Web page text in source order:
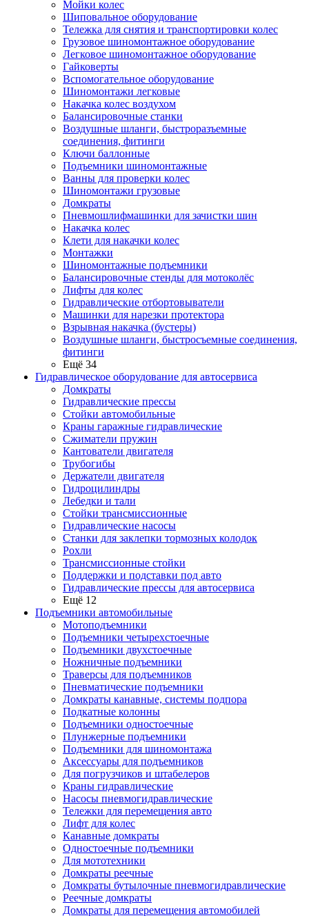
Мойки колес
Шиповальное оборудование
Тележка для снятия и транспортировки колес
Грузовое шиномонтажное оборудование
Легковое шиномонтажное оборудование
Гайковерты
Вспомогательное оборудование
Шиномонтажи легковые
Накачка колес воздухом
Балансировочные станки
Воздушные шланги, быстроразъемные
соединения, фитинги
Ключи баллонные
Подъемники шиномонтажные
Ванны для проверки колес
Шиномонтажи грузовые
Домкраты
Пневмошлифмашинки для зачистки шин
Накачка колес
Клети для накачки колес
Монтажки
Шиномонтажные подъемники
Балансировочные стенды для мотоколёс
Лифты для колес
Гидравлические отбортовыватели
Машинки для нарезки протектора
Взрывная накачка (бустеры)
Воздушные шланги, быстросъемные соединения,
фитинги
Ещё 34
Гидравлическое оборудование для автосервиса
Домкраты
Гидравлические прессы
Стойки автомобильные
Краны гаражные гидравлические
Сжиматели пружин
Кантователи двигателя
Трубогибы
Держатели двигателя
Гидроцилиндры
Лебедки и тали
Стойки трансмиссионные
Гидравлические насосы
Cтанки для заклепки тормозных колодок
Рохли
Трансмиссионные стойки
Поддержки и подставки под авто
Гидравлические прессы для автосервиса
Ещё 12
Подъемники автомобильные
Мотоподъемники
Подъемники четырехстоечные
Подъемники двухстоечные
Ножничные подъемники
Траверсы для подъемников
Пневматические подъемники
Домкраты канавные, системы подпора
Подкатные колонны
Подъемники одностоечные
Плунжерные подъемники
Подъемники для шиномонтажа
Аксессуары для подъемников
Для погрузчиков и штабелеров
Краны гидравлические
Насосы пневмогидравлические
Тележки для перемещения авто
Лифт для колес
Канавные домкраты
Одностоечные подъемники
Для мототехники
Домкраты реечные
Домкраты бутылочные пневмогидравлические
Реечные домкраты
Домкраты для перемещения автомобилей